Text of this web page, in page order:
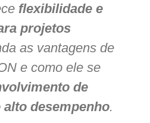
flexibilidade e
projetos
as vantagens de
e como ele se
de
desempenho.